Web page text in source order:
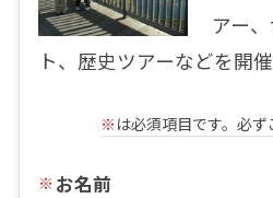
アー
ト、歴史ツアーなどを開催
※ は必須項目です。必ず
お名前